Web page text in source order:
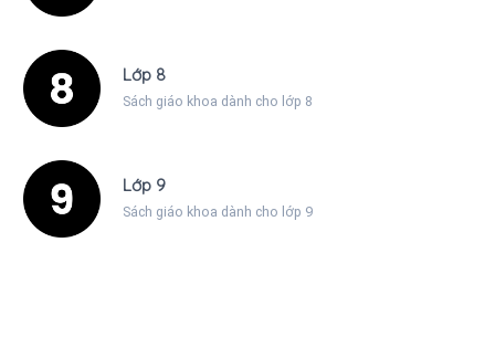
Lớp 8
Sách giáo khoa dành cho lớp 8
Lớp 9
Sách giáo khoa dành cho lớp 9